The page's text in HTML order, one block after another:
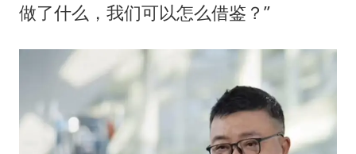
做了什么，我们可以怎么借鉴？”